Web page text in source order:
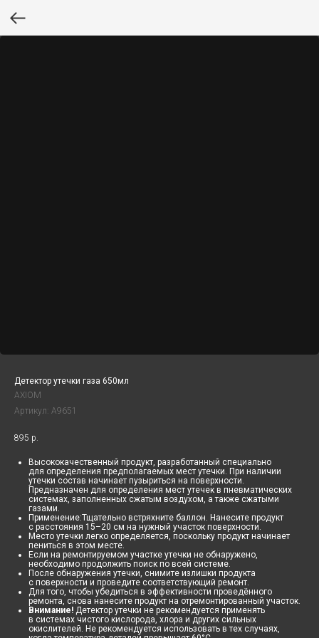
Детектор утечки газа 650мл
AXIOM
Артикул: A9651
895 р.
Высококачественный продукт, разработанный специально
для определения предполагаемых мест утечки. При наличии
утечки состав начинает пузыриться на поверхности.
Предназначен для определения мест утечек в пневматических
системах, заполненных сжатым воздухом, а также сжатыми
газами.
Применение:Тщательно встряхните баллон. Нанесите продукт
с расстояния 15–20 см на нужный участок поверхности.
Место утечки легко определяется, поскольку продукт начинает
пениться в этом месте.
Если на ремонтируемом участке утечки не обнаружено,
необходимо продолжить поиск по всей системе.
После обнаружения утечки, снимите излишки продукта
с поверхности и проведите соответствующий ремонт.
Для того, чтобы убедиться в эффективности проведённого
ремонта, снова нанесите продукт на отремонтированный участок.
Внимание! Детектор утечки не рекомендуется применять
в системах чистого кислорода, хлора и других сильных
окислителей. Не рекомендуется использовать в тех случаях,